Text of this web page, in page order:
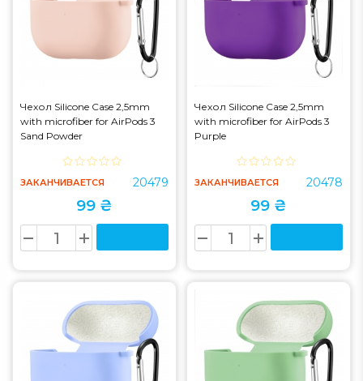
Чехол Silicone Case 2,5mm
with microfiber for AirPods 3
Sand Powder
ЗАКАНЧИВАЕТСЯ 20479
99 ₴
Чехол Silicone Case 2,5mm
with microfiber for AirPods 3
Purple
ЗАКАНЧИВАЕТСЯ 20478
99 ₴